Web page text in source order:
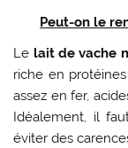
Peut-on le
Le lait de vache
riche en
assez en fer,
Idéalement, il
éviter des